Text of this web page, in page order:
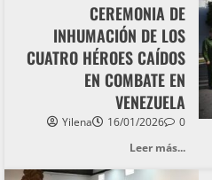
CEREMONIA DE
INHUMACIÓN DE LOS
CUATRO HÉROES CAÍDOS
EN COMBATE EN
VENEZUELA
Yilena 16/01/2026
0
Leer más...